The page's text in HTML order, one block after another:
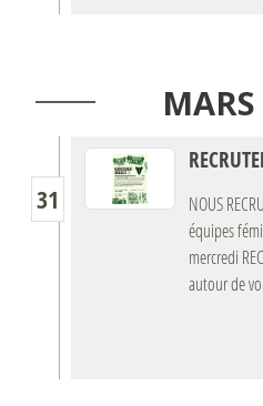
MARS
31
NOUS
équipes
mercredi
autour de